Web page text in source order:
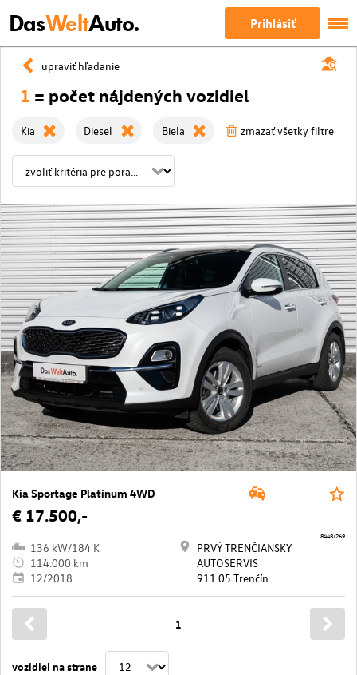
DasWeltAuto. Prihlásiť
upraviť hľadanie
1 = počet nájdených vozidiel
Kia Diesel Biela zmazať všetky filtre
Kia Sportage Platinum 4WD
€ 17.500,-
136 kW/184 K
114.000 km
12/2018
PRVÝ TRENČIANSKY
AUTOSERVIS
911 05 Trenčín
8448/269
vozidiel na strane
1